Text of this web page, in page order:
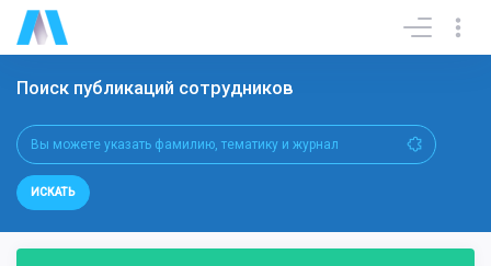
Поиск публикаций сотрудников
ИСКАТЬ